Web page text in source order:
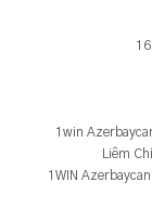
1win
Liêm
1WIN